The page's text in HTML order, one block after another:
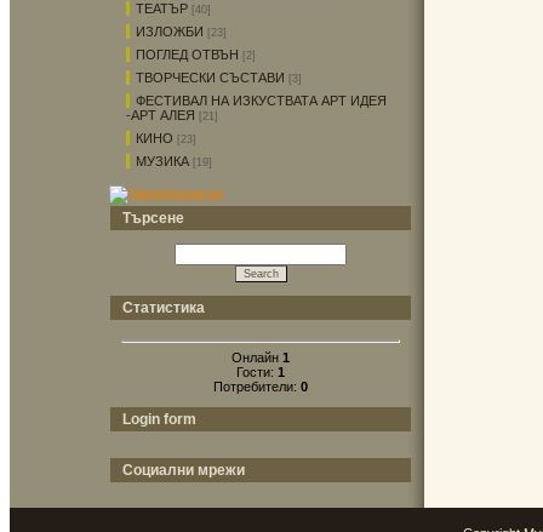
ТЕАТЪР [40]
ИЗЛОЖБИ [23]
ПОГЛЕД ОТВЪН [2]
ТВОРЧЕСКИ СЪСТАВИ [3]
ФЕСТИВАЛ НА ИЗКУСТВАТА АРТ ИДЕЯ
-АРТ АЛЕЯ
[21]
КИНО [23]
МУЗИКА [19]
Търсене
Статистика
Онлайн 1
Гости: 1
Потребители: 0
Login form
Социални мрежи